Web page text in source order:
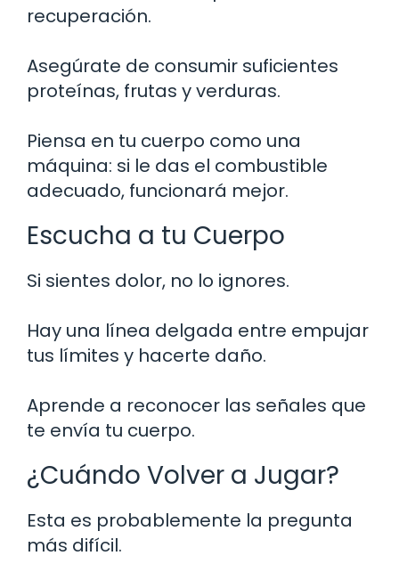
recuperación.
Asegúrate de consumir suficientes
proteínas, frutas y verduras.
Piensa en tu cuerpo como una
máquina: si le das el combustible
adecuado, funcionará mejor.
Escucha a tu Cuerpo
Si sientes dolor, no lo ignores.
Hay una línea delgada entre empujar
tus límites y hacerte daño.
Aprende a reconocer las señales que
te envía tu cuerpo.
¿Cuándo Volver a Jugar?
Esta es probablemente la pregunta
más difícil.